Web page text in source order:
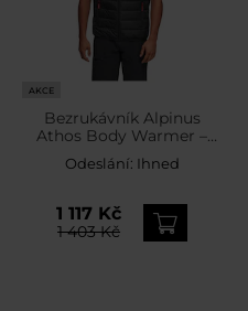
AKCE
Bezrukávník Alpinus
Athos Body Warmer –
Black
Odeslání: Ihned
1 117 Kč
1 403 Kč